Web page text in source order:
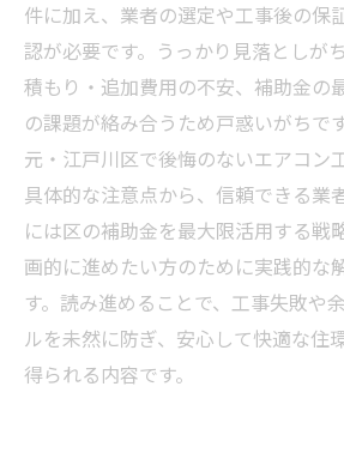
件に加え、業者の選定や工事後の保
認が必要です。うっかり見落としが
積もり・追加費用の不安、補助金の
の課題が絡み合うため戸惑いがちで
元・江戸川区で後悔のないエアコン
具体的な注意点から、信頼できる業
には区の補助金を最大限活用する戦
画的に進めたい方のために実践的な
す。読み進めることで、工事失敗や
ルを未然に防ぎ、安心して快適な住
得られる内容です。